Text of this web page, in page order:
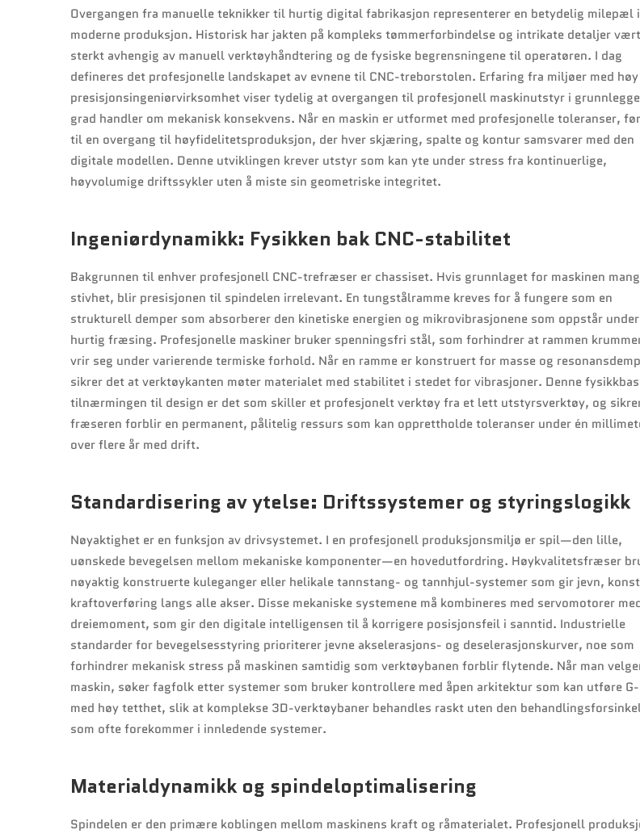
Overgangen fra manuelle teknikker til hurtig digital fabrikasjon representerer en betydelig milepæl i
moderne produksjon. Historisk har jakten på kompleks tømmerforbindelse og intrikate detaljer vært
sterkt avhengig av manuell verktøyhåndtering og de fysiske begrensningene til operatøren. I dag
defineres det profesjonelle landskapet av evnene til CNC-treborstolen. Erfaring fra miljøer med høy
presisjonsingeniørvirksomhet viser tydelig at overgangen til profesjonell maskinutstyr i
grad handler om mekanisk konsekvens. Når en maskin er utformet med profesjonelle toleranser,
til en overgang til høyfidelitetsproduksjon, der hver skjæring, spalte og kontur samsvarer med den
digitale modellen. Denne utviklingen krever utstyr som kan yte under stress fra kontinuerlige,
høyvolumige driftssykler uten å miste sin geometriske integritet.
Ingeniørdynamikk: Fysikken bak CNC-stabilitet
Bakgrunnen til enhver profesjonell CNC-trefræser er chassiset. Hvis grunnlaget for maskinen
stivhet, blir presisjonen til spindelen irrelevant. En tungstålramme kreves for å fungere som en
strukturell demper som absorberer den kinetiske energien og mikrovibrasjonene som oppstår under
hurtig fræsing. Profesjonelle maskiner bruker spenningsfri stål, som forhindrer at rammen
vrir seg under varierende termiske forhold. Når en ramme er konstruert for masse og
sikrer det at verktøykanten møter materialet med stabilitet i stedet for vibrasjoner. Denne
tilnærmingen til design er det som skiller et profesjonelt verktøy fra et lett utstyrsverktøy, og
fræseren forblir en permanent, pålitelig ressurs som kan opprettholde toleranser under én
over flere år med drift.
Standardisering av ytelse: Driftssystemer og styringslogikk
Nøyaktighet er en funksjon av drivsystemet. I en profesjonell produksjonsmiljø er spil—den lille,
uønskede bevegelsen mellom mekaniske komponenter—en hovedutfordring. Høykvalitetsfræser
nøyaktig konstruerte kuleganger eller helikale tannstang- og tannhjul-systemer som gir jevn,
kraftoverføring langs alle akser. Disse mekaniske systemene må kombineres med servomotorer
dreiemoment, som gir den digitale intelligensen til å korrigere posisjonsfeil i sanntid. Industrielle
standarder for bevegelsesstyring prioriterer jevne akselerasjons- og deselerasjonskurver, noe som
forhindrer mekanisk stress på maskinen samtidig som verktøybanen forblir flytende. Når man
maskin, søker fagfolk etter systemer som bruker kontrollere med åpen arkitektur som kan utføre
med høy tetthet, slik at komplekse 3D-verktøybaner behandles raskt uten den
som ofte forekommer i innledende systemer.
Materialdynamikk og spindeloptimalisering
Spindelen er den primære koblingen mellom maskinens kraft og råmaterialet. Profesjonell